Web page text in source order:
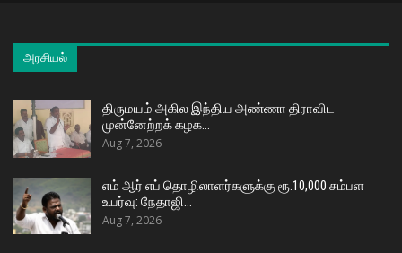
அரசியல்
திருமயம் அகில இந்திய அண்ணா திராவிட
முன்னேற்றக் கழக…
Aug 7, 2026
எம் ஆர் எப் தொழிலாளர்களுக்கு ரூ.10,000 சம்பள
உயர்வு: நேதாஜி…
Aug 7, 2026